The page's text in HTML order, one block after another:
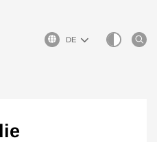
Sprachauswahl